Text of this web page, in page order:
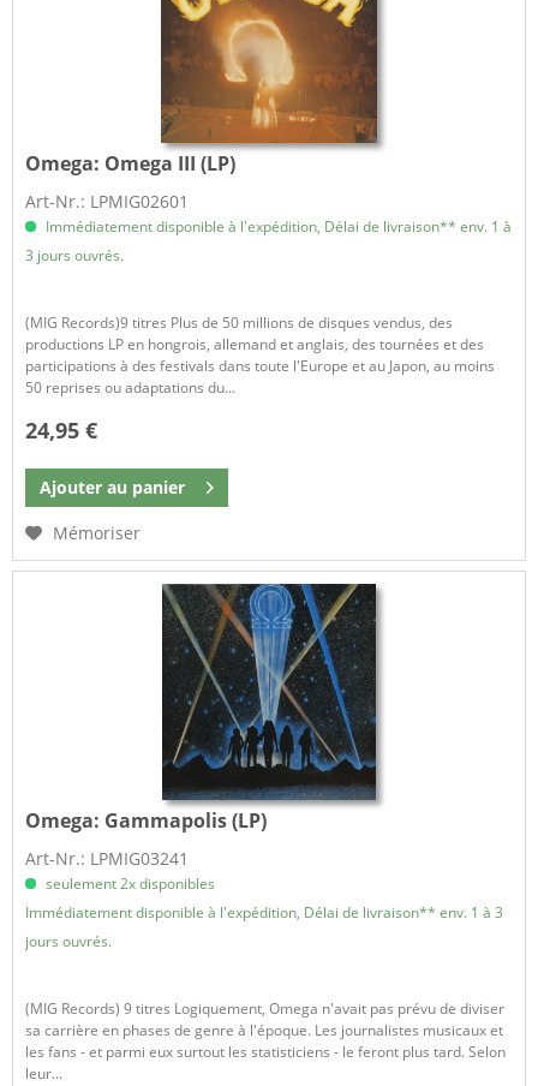
Omega: Omega III (LP)
Art-Nr.: LPMIG02601
Immédiatement disponible à l'expédition, Délai de livraison** env. 1 à
3 jours ouvrés.
(MIG Records)9 titres Plus de 50 millions de disques vendus, des
productions LP en hongrois, allemand et anglais, des tournées et des
participations à des festivals dans toute l'Europe et au Japon, au moins
50 reprises ou adaptations du...
24,95 €
Ajouter au panier
Mémoriser
Omega: Gammapolis (LP)
Art-Nr.: LPMIG03241
seulement 2x disponibles
Immédiatement disponible à l'expédition, Délai de livraison** env. 1 à 3
jours ouvrés.
(MIG Records) 9 titres Logiquement, Omega n'avait pas prévu de diviser
sa carrière en phases de genre à l'époque. Les journalistes musicaux et
les fans - et parmi eux surtout les statisticiens - le feront plus tard. Selon
leur...